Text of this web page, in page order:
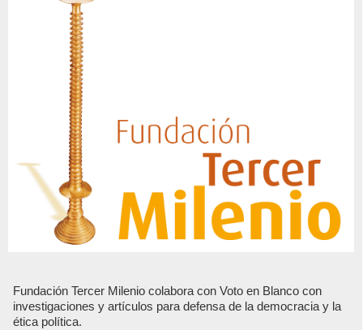
Fundación Tercer Milenio colabora con Voto en Blanco con
investigaciones y artículos para defensa de la democracia y la
ética política.